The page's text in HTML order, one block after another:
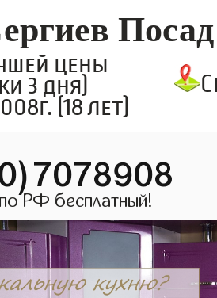
Посад
цены
3 дня)
(18 лет)
РФ бесплатный!